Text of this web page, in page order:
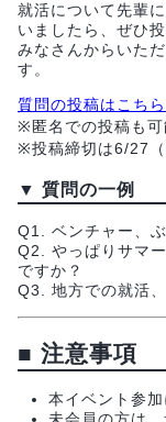
就活について先輩
いましたら、ぜひ
みなさんからいた
す。
質問の投稿はこちら
※匿名での投稿も可
※投稿締切は6/27
▼ 質問の一例
Q1. ベンチャー、
Q2. やっぱりサマ
ですか？
Q3. 地方での就活
■ 注意事項
本イベント参